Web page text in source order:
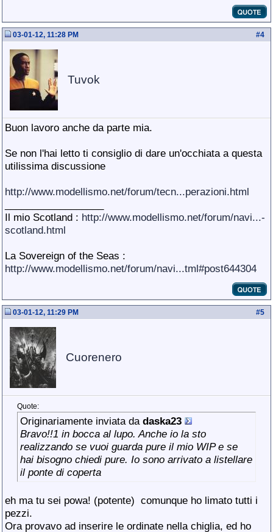
#4
03-01-12, 11:28 PM
Tuvok
Buon lavoro anche da parte mia.
Se non l'hai letto ti consiglio di dare un'occhiata a questa
utilissima discussione
http://www.modellismo.net/forum/tecn...perazioni.html
Il mio Scotland : http://www.modellismo.net/forum/navi...-
scotland.html
La Sovereign of the Seas :
http://www.modellismo.net/forum/navi...tml#post644304
#5
03-01-12, 11:29 PM
Cuorenero
Quote:
Originariamente inviata da daska23
Bravo!!1 in bocca al lupo. Anche io la sto
realizzando se vuoi guarda pure il mio WIP e se
hai bisogno chiedi pure. Io sono arrivato a listellare
il ponte di coperta
eh ma tu sei powa! (potente) comunque ho limato tutti i
pezzi.
Ora provavo ad inserire le ordinate nella chiglia, ed ho